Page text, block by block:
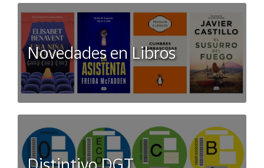
Novedades en Libros
Distintivo DGT